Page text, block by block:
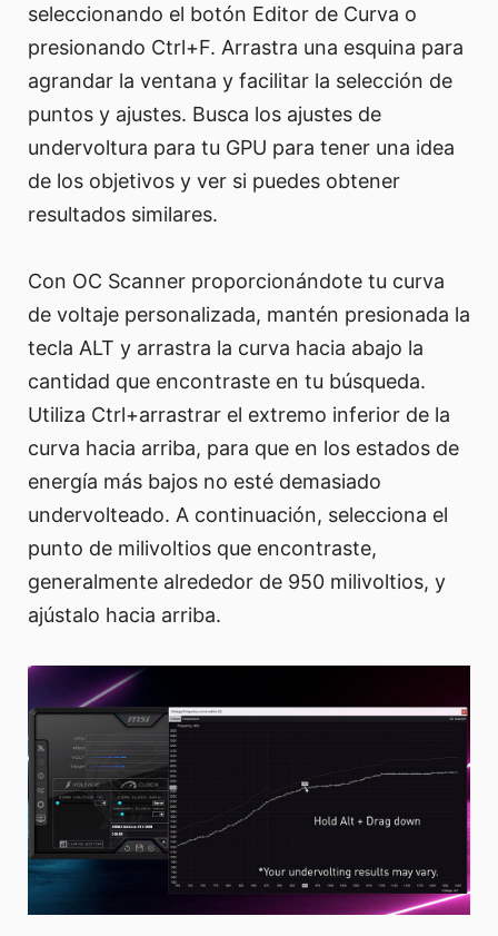
seleccionando el botón Editor de Curva o
presionando Ctrl+F. Arrastra una esquina para
agrandar la ventana y facilitar la selección de
puntos y ajustes. Busca los ajustes de
undervoltura para tu GPU para tener una idea
de los objetivos y ver si puedes obtener
resultados similares.
Con OC Scanner proporcionándote tu curva
de voltaje personalizada, mantén presionada la
tecla ALT y arrastra la curva hacia abajo la
cantidad que encontraste en tu búsqueda.
Utiliza Ctrl+arrastrar el extremo inferior de la
curva hacia arriba, para que en los estados de
energía más bajos no esté demasiado
undervolteado. A continuación, selecciona el
punto de milivoltios que encontraste,
generalmente alrededor de 950 milivoltios, y
ajústalo hacia arriba.